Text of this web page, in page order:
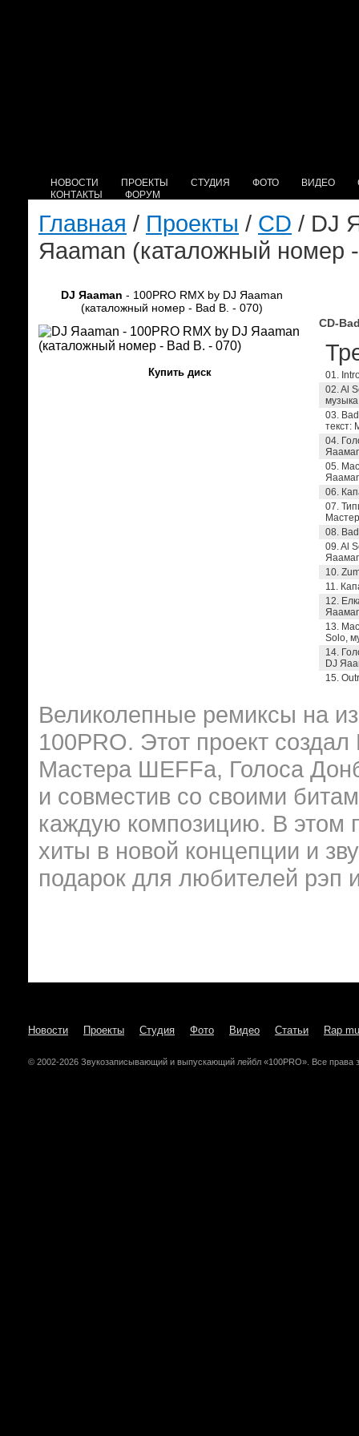
НОВОСТИ ПРОЕКТЫ СТУДИЯ ФОТО ВИДЕО
КОНТАКТЫ
ФОРУМ
Главная / Проекты / CD / DJ
Яaaman (каталожный номер
DJ Яaaman - 100PRO RMX by DJ Яaaman
(каталожный номер - Bad B. - 070)
Купить диск
CD-
01.
02. Al
03.
текст:
04.
05.
06.
07.
08.
09. Al
10.
11.
12.
13.
Solo,
14.
DJ
15.
Великолепные ремиксы на
100PRO. Этот проект
Мастера ШЕFFа, Голоса
и совместив со своими
каждую композицию. В этом
хиты в новой концепции и
подарок для любителей рэп
Новости Проекты Студия Фото Видео Статьи Rap
© 2002-2026 Звукозаписывающий и выпускающий лейбл «100PRO». Все